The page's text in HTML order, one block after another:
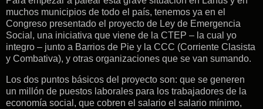
muchos municipios de todo el país, tenemos ya en el
Congreso presentado el proyecto de Ley de Emergencia
Social, una iniciativa que viene de la CTEP – la cual yo
integro – junto a Barrios de Pie y la CCC (Corriente Clasista
y Combativa), y otras organizaciones que se van sumando.
Los dos puntos básicos del proyecto son: que se generen
un millón de puestos laborales para los trabajadores de la
economía social, que cobren el salario el salario mínimo,